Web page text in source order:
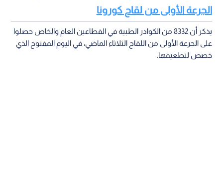
الجرعة الأولى من لقاح كورونا
يذكر أن 8332 من الكوادر الطبية في القطاعين العام والخاص حصلوا
على الجرعة الأولى من اللقاح الثلاثاء الماضي، في اليوم المفتوح الذي
خصص لتطعيمها.